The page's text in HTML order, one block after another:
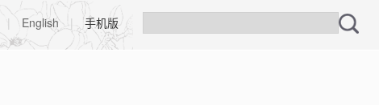
| English | 手机版